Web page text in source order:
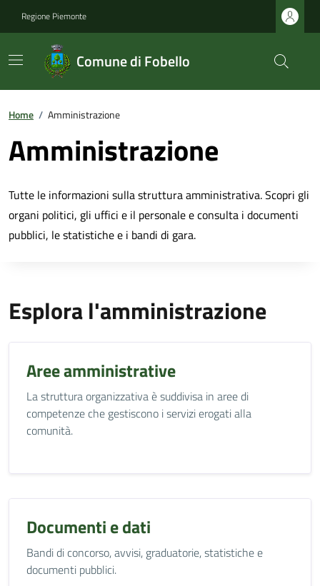
Regione Piemonte
Comune di Fobello
Home / Amministrazione
Amministrazione
Tutte le informazioni sulla struttura amministrativa. Scopri gli
organi politici, gli uffici e il personale e consulta i documenti
pubblici, le statistiche e i bandi di gara.
Esplora l'amministrazione
Aree amministrative
La struttura organizzativa è suddivisa in aree di
competenze che gestiscono i servizi erogati alla
comunità.
Documenti e dati
Bandi di concorso, avvisi, graduatorie, statistiche e
documenti pubblici.